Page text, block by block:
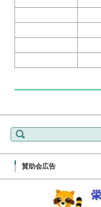
検索:
賛助会広告